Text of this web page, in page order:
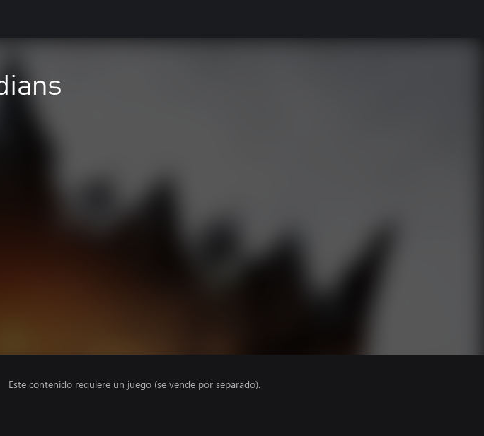
Este contenido requiere un juego (se vende por separado).